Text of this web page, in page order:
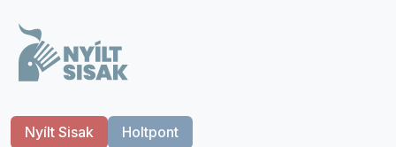
Nyílt Sisak Holtpont